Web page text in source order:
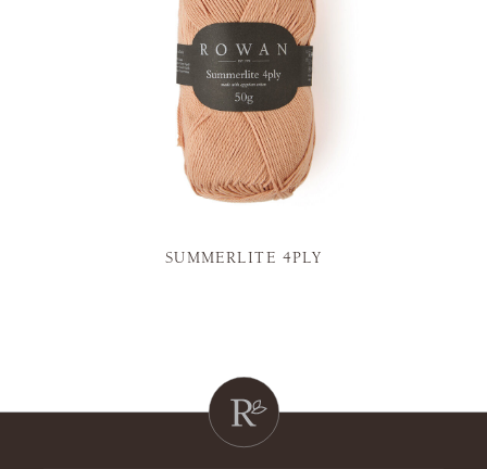
SUMMERLITE 4PLY